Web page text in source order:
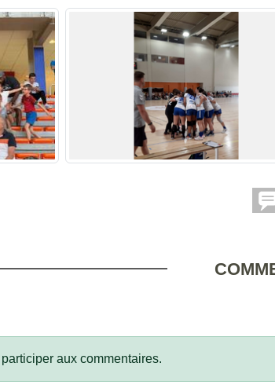
aux commentaires.